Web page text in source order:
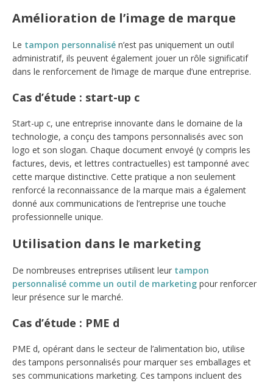
Amélioration de l’image de marque
Le tampon personnalisé n’est pas uniquement un outil
administratif, ils peuvent également jouer un rôle significatif
dans le renforcement de l’image de marque d’une entreprise.
Cas d’étude : start-up c
Start-up c, une entreprise innovante dans le domaine de la
technologie, a conçu des tampons personnalisés avec son
logo et son slogan. Chaque document envoyé (y compris les
factures, devis, et lettres contractuelles) est tamponné avec
cette marque distinctive. Cette pratique a non seulement
renforcé la reconnaissance de la marque mais a également
donné aux communications de l’entreprise une touche
professionnelle unique.
Utilisation dans le marketing
De nombreuses entreprises utilisent leur tampon
personnalisé comme un outil de marketing pour renforcer
leur présence sur le marché.
Cas d’étude : PME d
PME d, opérant dans le secteur de l’alimentation bio, utilise
des tampons personnalisés pour marquer ses emballages et
ses communications marketing. Ces tampons incluent des